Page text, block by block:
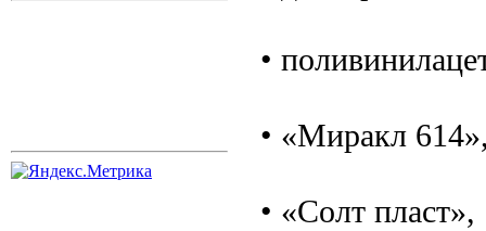
•
• «Миракл
• «Солт пласт»,